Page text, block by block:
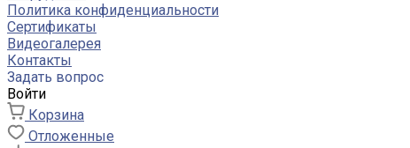
Политика конфиденциальности
Сертификаты
Видеогалерея
Контакты
Задать вопрос
Войти
Корзина
Отложенные